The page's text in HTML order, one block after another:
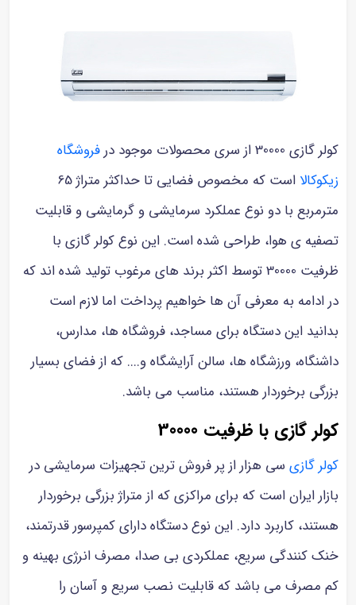
کولر گازی 30000 از سری محصولات موجود در
فروشگاه
زیکوکالا
است که مخصوص فضایی تا حداکثر متراژ 65
مترمربع با دو نوع عملکرد سرمایشی و گرمایشی و قابلیت
تصفیه ی هوا، طراحی شده است. این نوع کولر گازی با
ظرفیت 30000 توسط اکثر برند های مرغوب تولید شده اند که
در ادامه به معرفی آن ها خواهیم پرداخت اما لازم است
بدانید این دستگاه برای مساجد، فروشگاه ها، مدارس،
داشنگاه، ورزشگاه ها، سالن آرایشگاه و.... که از فضای بسیار
بزرگی برخوردار هستند، مناسب می باشد.
کولر گازی با ظرفیت 30000
کولر گازی سی هزار از پر فروش ترین تجهیزات سرمایشی در
بازار ایران است که برای مراکزی که از متراژ بزرگی برخوردار
هستند، کاربرد دارد. این نوع دستگاه دارای کمپرسور قدرتمند،
خنک کنندگی سریع، عملکردی بی صدا، مصرف انرژی بهینه و
کم مصرف می باشد که قابلیت نصب سریع و آسان را